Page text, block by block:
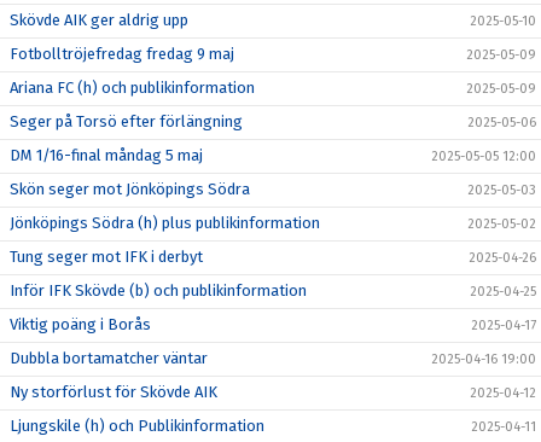
Skövde AIK ger aldrig upp 2025-05-10
Fotbolltröjefredag fredag 9 maj 2025-05-09
Ariana FC (h) och publikinformation 2025-05-09
Seger på Torsö efter förlängning 2025-05-06
DM 1/16-final måndag 5 maj 2025-05-05 12:00
Skön seger mot Jönköpings Södra 2025-05-03
Jönköpings Södra (h) plus publikinformation 2025-05-02
Tung seger mot IFK i derbyt 2025-04-26
Inför IFK Skövde (b) och publikinformation 2025-04-25
Viktig poäng i Borås 2025-04-17
Dubbla bortamatcher väntar 2025-04-16 19:00
Ny storförlust för Skövde AIK 2025-04-12
Ljungskile (h) och Publikinformation 2025-04-11